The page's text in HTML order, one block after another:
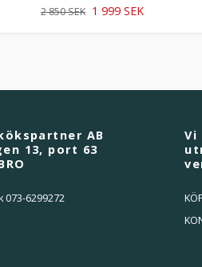
2 850 SEK 1 999 SEK
AB
13, port 63
073-6299272
Vi